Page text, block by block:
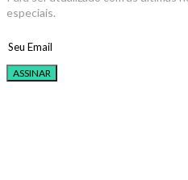
especiais.
ASSINAR